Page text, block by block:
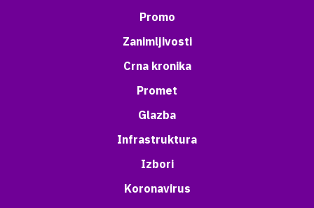
Promo
Zanimljivosti
Crna kronika
Promet
Glazba
Infrastruktura
Izbori
Koronavirus